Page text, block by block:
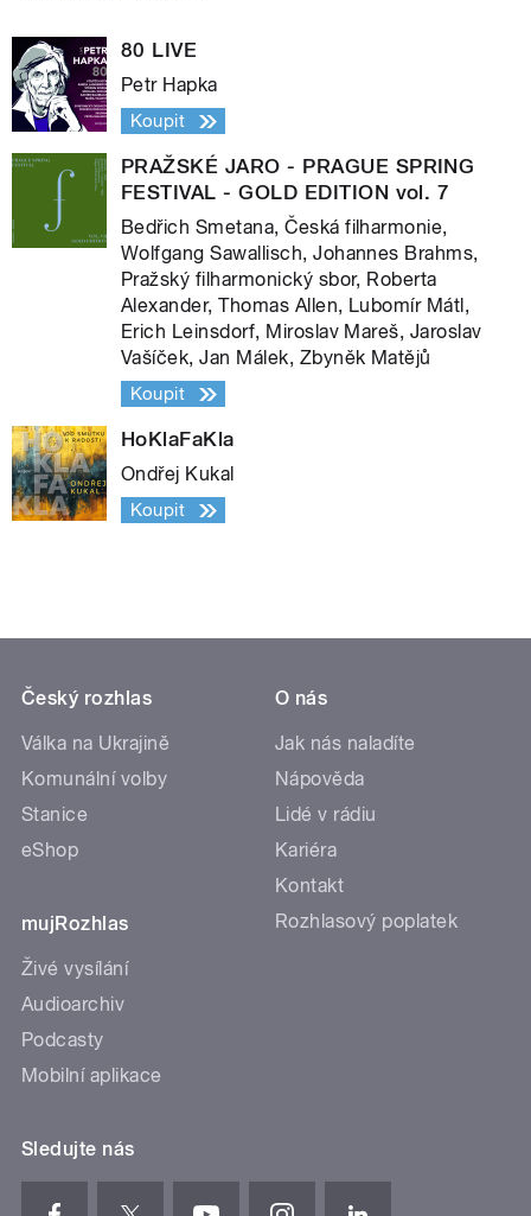
80 LIVE
Petr Hapka
Koupit
PRAŽSKÉ JARO - PRAGUE SPRING
FESTIVAL - GOLD EDITION vol. 7
Bedřich Smetana, Česká filharmonie,
Wolfgang Sawallisch, Johannes Brahms,
Pražský filharmonický sbor, Roberta
Alexander, Thomas Allen, Lubomír Mátl,
Erich Leinsdorf, Miroslav Mareš, Jaroslav
Vašíček, Jan Málek, Zbyněk Matějů
Koupit
HoKlaFaKla
Ondřej Kukal
Koupit
Český rozhlas
Válka na Ukrajině
Komunální volby
Stanice
eShop
mujRozhlas
Živé vysílání
Audioarchiv
Podcasty
Mobilní aplikace
O nás
Jak nás naladíte
Nápověda
Lidé v rádiu
Kariéra
Kontakt
Rozhlasový poplatek
Sledujte nás